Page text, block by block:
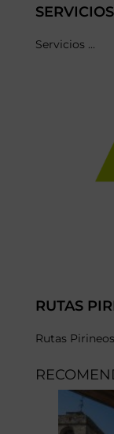
SERVICIOS
Servicios ...
RUTAS
Rutas Pirineos